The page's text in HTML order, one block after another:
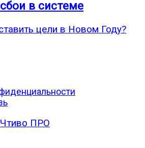
в системе
Чтиво ПРО